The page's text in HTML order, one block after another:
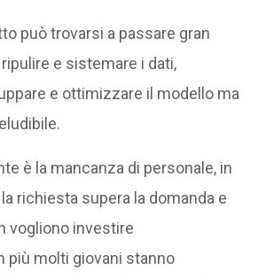
può trovarsi a passare gran
e sistemare i dati,
e ottimizzare il modello ma
è la mancanza di personale, in
richiesta supera la domanda e
vogliono investire
più molti giovani stanno